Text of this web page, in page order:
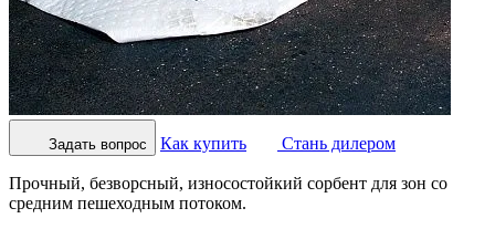
Задать вопрос Как купить Стань дилером
Прочный, безворсный, износостойкий сорбент для зон со
средним пешеходным потоком.